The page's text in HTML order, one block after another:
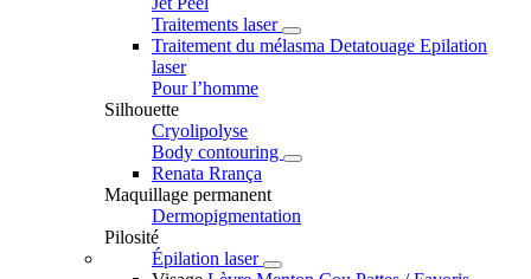
Traitements laser
Traitement du mélasma Detatouage Epilation
laser
Pour l’homme
Silhouette
Cryolipolyse
Body contouring
Renata Rrança
Maquillage permanent
Dermopigmentation
Pilosité
Épilation laser